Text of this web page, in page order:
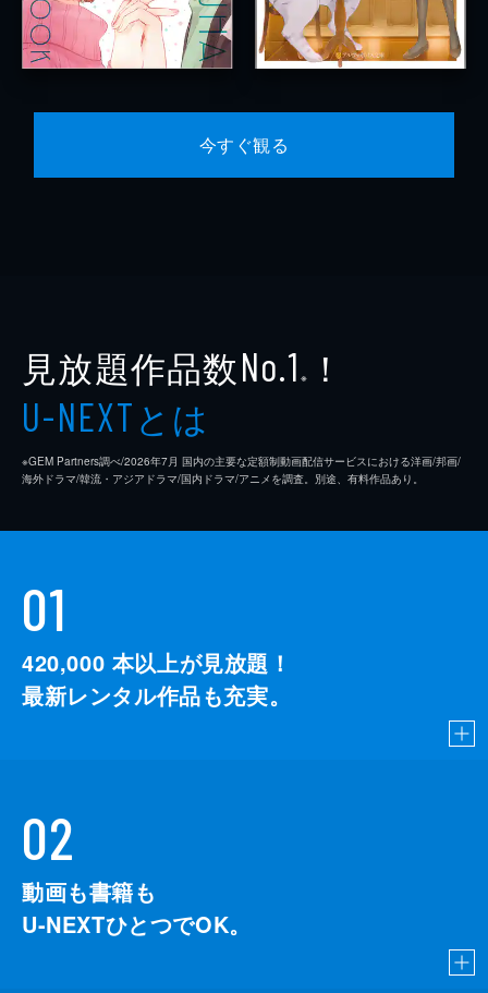
今すぐ観る
見放題作品数No.1 ※ ！
U-NEXTとは
※GEM Partners調べ/2026年7⽉ 国内の主要な定額制動画配信サービスにおける洋画/邦画/
海外ドラマ/韓流・アジアドラマ/国内ドラマ/アニメを調査。別途、有料作品あり。
01
420,000 本以上が見放題！
最新レンタル作品も充実。
02
動画も書籍も
U-NEXTひとつでOK。